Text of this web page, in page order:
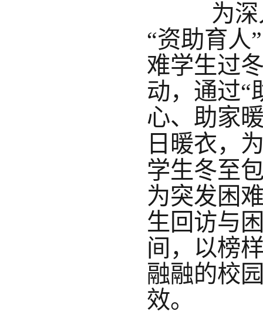
为深入
“资助育人
难学生过
动，通过“
心、助家
日暖衣，
学生冬至
为突发困
生回访与
间，以榜
融融的校
效。